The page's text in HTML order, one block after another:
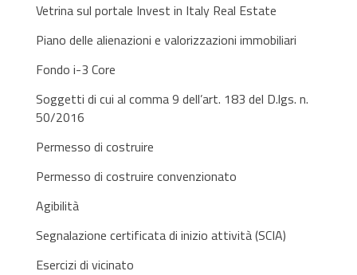
Vetrina sul portale Invest in Italy Real Estate
Piano delle alienazioni e valorizzazioni immobiliari
Fondo i-3 Core
Soggetti di cui al comma 9 dell’art. 183 del D.lgs. n.
50/2016
Permesso di costruire
Permesso di costruire convenzionato
Agibilità
Segnalazione certificata di inizio attività (SCIA)
Esercizi di vicinato